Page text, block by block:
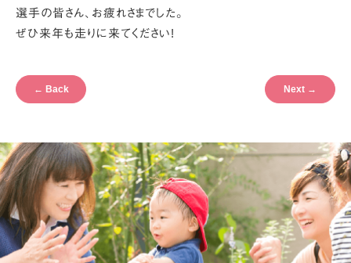
選手の皆さん、お疲れさまでした。
ぜひ来年も走りに来てください!
← Back Next →